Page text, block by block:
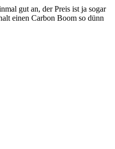
gut an, der Preis ist ja sogar
einen Carbon Boom so dünn